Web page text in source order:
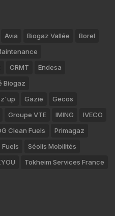
Avia Biogaz Vallée
Borel
CRMT
Endesa
Biogaz
Gazie
Gecos
Groupe VTE IMING
IVECO
Clean Fuels
Primagaz
Fuels
Séolis Mobilités
Tokheim Services France